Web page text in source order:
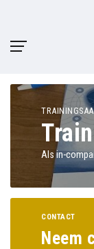
Als in-
CONTACT
Neem